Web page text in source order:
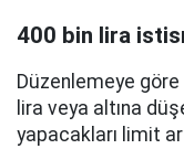
400 bin lira
Düzenlemeye
lira veya altına
yapacakları limit